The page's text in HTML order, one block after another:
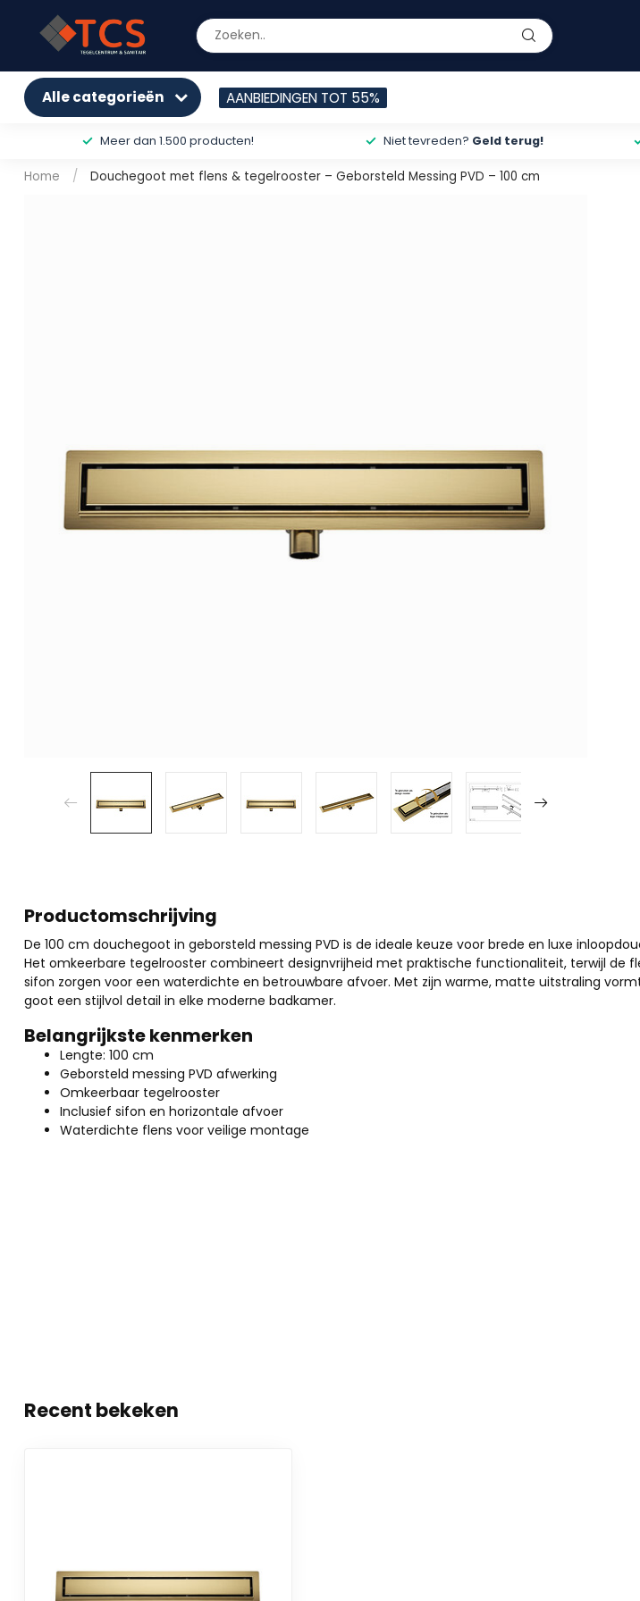
Alle categorieën AANBIEDINGEN TOT 55%
Meer dan 1.500 producten! Niet tevreden? Geld terug!
Home / Douchegoot met flens & tegelrooster – Geborsteld Messing PVD – 100 cm
Productomschrijving
De 100 cm douchegoot in geborsteld messing PVD is de ideale keuze voor brede en luxe
Het omkeerbare tegelrooster combineert designvrijheid met praktische functionaliteit, terwijl de
sifon zorgen voor een waterdichte en betrouwbare afvoer. Met zijn warme, matte uitstraling
goot een stijlvol detail in elke moderne badkamer.
Belangrijkste kenmerken
Lengte: 100 cm
Geborsteld messing PVD afwerking
Omkeerbaar tegelrooster
Inclusief sifon en horizontale afvoer
Waterdichte flens voor veilige montage
Recent bekeken